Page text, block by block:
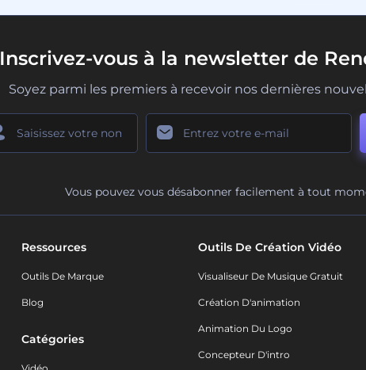
Inscrivez-vous à la newsletter de
Soyez parmi les premiers à recevoir nos dernières
Vous pouvez vous désabonner facilement à tout
Ressources
Outils De Marque
Blog
Catégories
Outils De Création Vidéo
Visualiseur De Musique Gratuit
Création D'animation
Animation Du Logo
Concepteur D'intro